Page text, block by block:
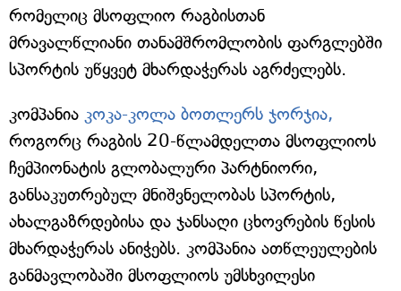
რომელიც მსოფლიო რაგბისთან
მრავალწლიანი თანამშრომლობის ფარგლებში
სპორტის უწყვეტ მხარდაჭერას აგრძელებს.
კომპანია კოკა-კოლა ბოთლერს ჯორჯია,
როგორც რაგბის 20-წლამდელთა მსოფლიოს
ჩემპიონატის გლობალური პარტნიორი,
განსაკუთრებულ მნიშვნელობას სპორტის,
ახალგაზრდებისა და ჯანსაღი ცხოვრების წესის
მხარდაჭერას ანიჭებს. კომპანია ათწლეულების
განმავლობაში მსოფლიოს უმსხვილესი